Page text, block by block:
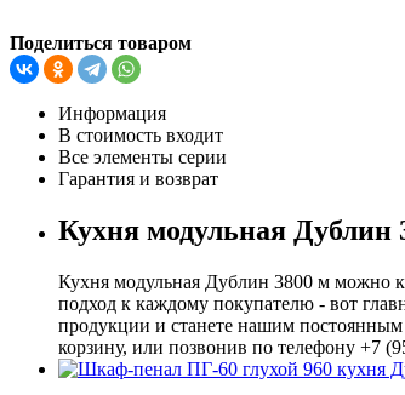
Поделиться товаром
Информация
В стоимость входит
Все элементы серии
Гарантия и возврат
Кухня модульная Дублин
Кухня модульная Дублин 3800 м можно
подход к каждому покупателю - вот
продукции и станете нашим постоянным
корзину, или позвонив по телефону +7